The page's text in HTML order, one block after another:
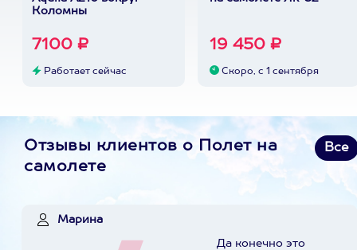
Коломны
7100 ₽
Работает сейчас
19 450 ₽
Скоро, с 1 сентября
Отзывы клиентов о Полет на
самолете
Все
Марина
Да конечно это